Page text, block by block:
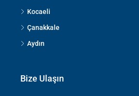
Kocaeli
Çanakkale
Aydın
Bize Ulaşın